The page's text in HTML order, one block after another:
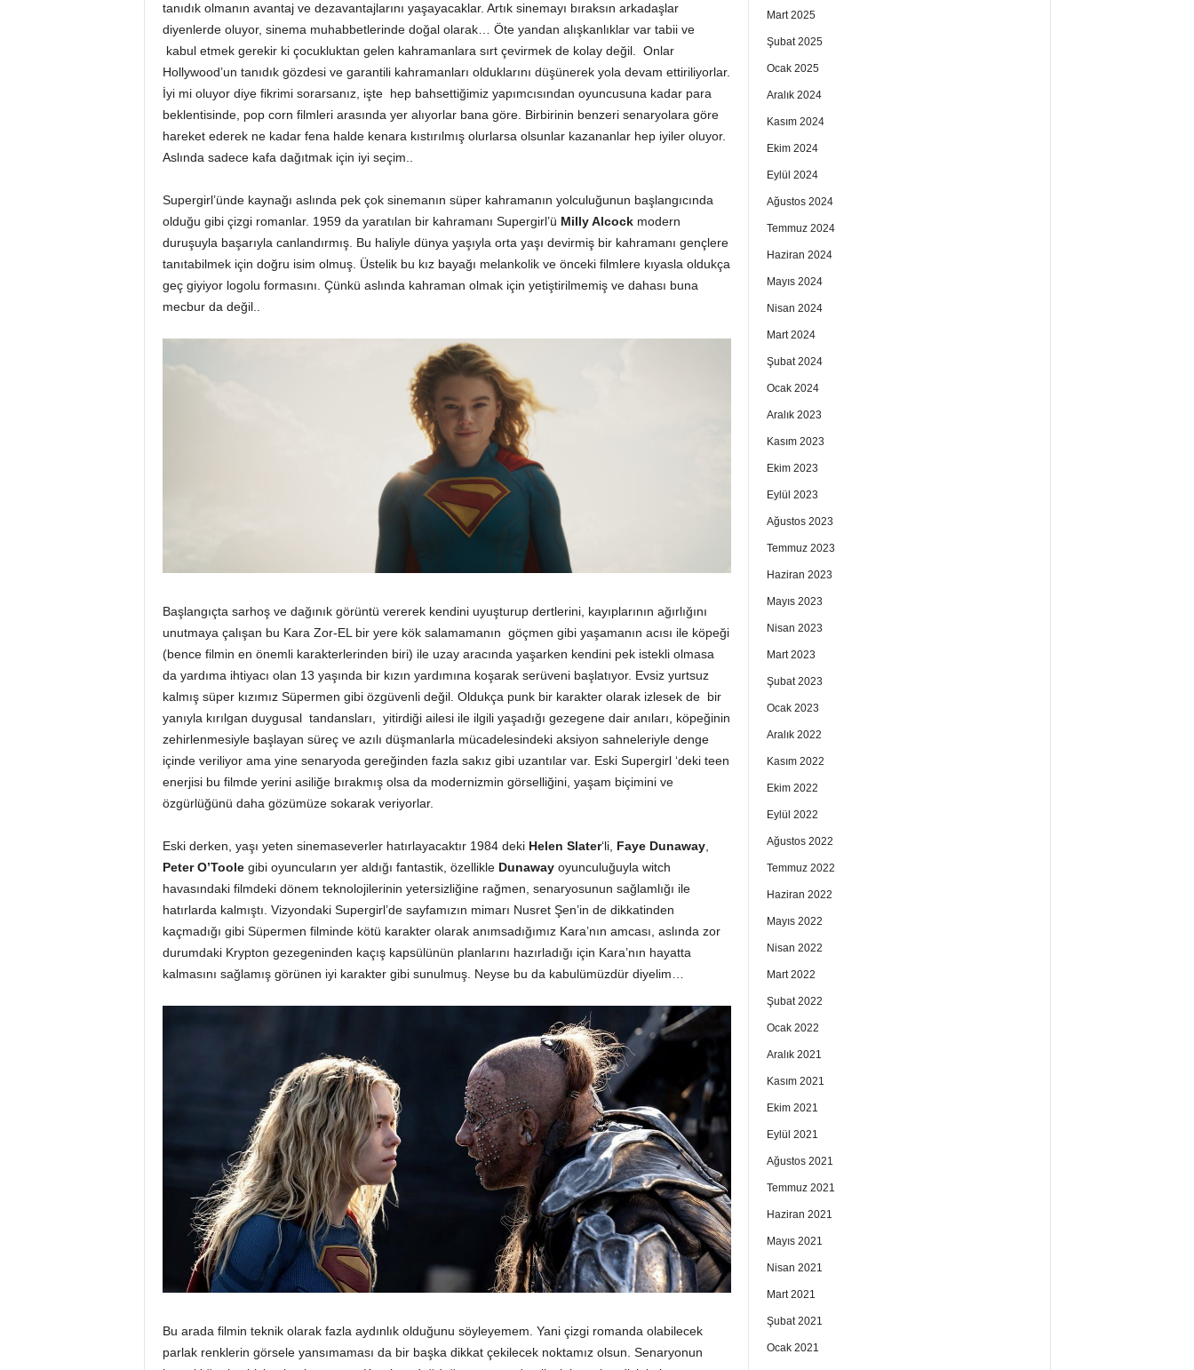
tanıdık olmanın avantaj ve dezavantajlarını yaşayacaklar. Artık sinemayı bıraksın arkadaşlar
diyenlerde oluyor, sinema muhabbetlerinde doğal olarak… Öte yandan alışkanlıklar var tabii ve
kabul etmek gerekir ki çocukluktan gelen kahramanlara sırt çevirmek de kolay değil. Onlar
Hollywood’un tanıdık gözdesi ve garantili kahramanları olduklarını düşünerek yola devam ettiriliyorlar.
İyi mi oluyor diye fikrimi sorarsanız, işte hep bahsettiğimiz yapımcısından oyuncusuna kadar para
beklentisinde, pop corn filmleri arasında yer alıyorlar bana göre. Birbirinin benzeri senaryolara göre
hareket ederek ne kadar fena halde kenara kıstırılmış olurlarsa olsunlar kazananlar hep iyiler oluyor.
Aslında sadece kafa dağıtmak için iyi seçim..
Supergirl’ünde kaynağı aslında pek çok sinemanın süper kahramanın yolculuğunun başlangıcında
olduğu gibi çizgi romanlar. 1959 da yaratılan bir kahramanı Supergirl’ü Milly Alcockmodern
duruşuyla başarıyla canlandırmış. Bu haliyle dünya yaşıyla orta yaşı devirmiş bir kahramanı gençlere
tanıtabilmek için doğru isim olmuş. Üstelik bu kız bayağı melankolik ve önceki filmlere kıyasla oldukça
geç giyiyor logolu formasını. Çünkü aslında kahraman olmak için yetiştirilmemiş ve dahası buna
mecbur da değil..
Başlangıçta sarhoş ve dağınık görüntü vererek kendini uyuşturup dertlerini, kayıplarının ağırlığını
unutmaya çalışan bu Kara Zor-EL bir yere kök salamamanın göçmen gibi yaşamanın acısı ile köpeği
(bence filmin en önemli karakterlerinden biri) ile uzay aracında yaşarken kendini pek istekli olmasa
da yardıma ihtiyacı olan 13 yaşında bir kızın yardımına koşarak serüveni başlatıyor. Evsiz yurtsuz
kalmış süper kızımız Süpermen gibi özgüvenli değil. Oldukça punk bir karakter olarak izlesek de bir
yanıyla kırılgan duygusal tandansları, yitirdiği ailesi ile ilgili yaşadığı gezegene dair anıları, köpeğinin
zehirlenmesiyle başlayan süreç ve azılı düşmanlarla mücadelesindeki aksiyon sahneleriyle denge
içinde veriliyor ama yine senaryoda gereğinden fazla sakız gibi uzantılar var. Eski Supergirl ‘deki teen
enerjisi bu filmde yerini asiliğe bırakmış olsa da modernizmin görselliğini, yaşam biçimini ve
özgürlüğünü daha gözümüze sokarak veriyorlar.
Eski derken, yaşı yeten sinemaseverler hatırlayacaktır 1984 deki Helen Slater‘li, Faye Dunaway,
Peter O’Toolegibi oyuncuların yer aldığı fantastik, özellikle Dunawayoyunculuğuyla witch
havasındaki filmdeki dönem teknolojilerinin yetersizliğine rağmen, senaryosunun sağlamlığı ile
hatırlarda kalmıştı. Vizyondaki Supergirl’de sayfamızın mimarı Nusret Şen’in de dikkatinden
kaçmadığı gibi Süpermen filminde kötü karakter olarak anımsadığımız Kara’nın amcası, aslında zor
durumdaki Krypton gezegeninden kaçış kapsülünün planlarını hazırladığı için Kara’nın hayatta
kalmasını sağlamış görünen iyi karakter gibi sunulmuş. Neyse bu da kabulümüzdür diyelim…
Bu arada filmin teknik olarak fazla aydınlık olduğunu söyleyemem. Yani çizgi romanda olabilecek
parlak renklerin görsele yansımaması da bir başka dikkat çekilecek noktamız olsun. Senaryonun
Mart 2025
Şubat 2025
Ocak 2025
Aralık 2024
Kasım 2024
Ekim 2024
Eylül 2024
Ağustos 2024
Temmuz 2024
Haziran 2024
Mayıs 2024
Nisan 2024
Mart 2024
Şubat 2024
Ocak 2024
Aralık 2023
Kasım 2023
Ekim 2023
Eylül 2023
Ağustos 2023
Temmuz 2023
Haziran 2023
Mayıs 2023
Nisan 2023
Mart 2023
Şubat 2023
Ocak 2023
Aralık 2022
Kasım 2022
Ekim 2022
Eylül 2022
Ağustos 2022
Temmuz 2022
Haziran 2022
Mayıs 2022
Nisan 2022
Mart 2022
Şubat 2022
Ocak 2022
Aralık 2021
Kasım 2021
Ekim 2021
Eylül 2021
Ağustos 2021
Temmuz 2021
Haziran 2021
Mayıs 2021
Nisan 2021
Mart 2021
Şubat 2021
Ocak 2021